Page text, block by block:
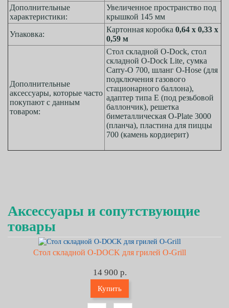
Дополнительные
характеристики:
Увеличенное пространство под
крышкой 145 мм
Упаковка:
Картонная коробка 0,64 х 0,33 х
0,59 м
Дополнительные
аксессуары, которые часто
покупают с данным
товаром:
Стол складной O-Dock, стол
складной O-Dock Lite, сумка
Carry-O 700, шланг O-Hose (для
подключения газового
стационарного баллона),
адаптер типа Е (под резьбовой
баллончик), решетка
биметаллическая O-Plate 3000
(планча), пластина для пиццы
700 (камень кордиерит)
Аксессуары и сопутствующие
товары
Стол складной O-DOCK для грилей O-Grill
14 900 р.
Купить